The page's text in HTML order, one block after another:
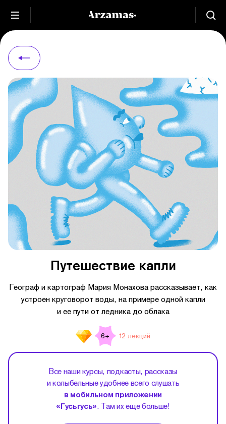
Путешествие капли
Географ и картограф Мария Монахова рассказывает, как
устроен круговорот воды, на примере одной капли
и ее пути от ледника до облака
6+ 12 лекций
Все наши курсы, подкасты, рассказы
и колыбельные удобнее всего слушать
в мобильном приложении
«Гусьгусь». Там их еще больше!